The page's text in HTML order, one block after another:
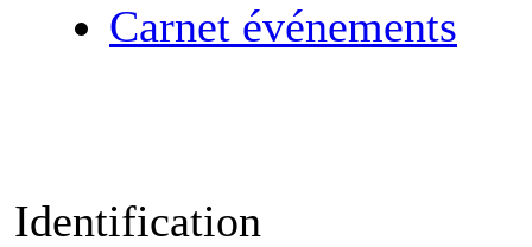
Carnet événements
Identification